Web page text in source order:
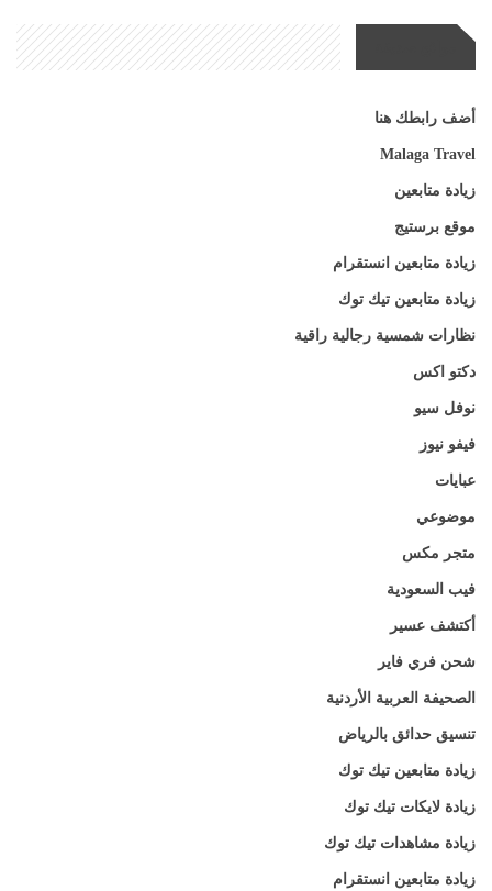
أضف رابطك هنا
Malaga Travel
زيادة متابعين
موقع برستيج
زيادة متابعين انستقرام
زيادة متابعين تيك توك
نظارات شمسية رجالية راقية
دكتو اكس
نوفل سيو
فيفو نيوز
عبايات
موضوعي
متجر مكس
فيب السعودية
أكتشف عسير
شحن فري فاير
الصحيفة العربية الأردنية
تنسيق حدائق بالرياض
زيادة متابعين تيك توك
زيادة لايكات تيك توك
زيادة مشاهدات تيك توك
زيادة متابعين انستقرام